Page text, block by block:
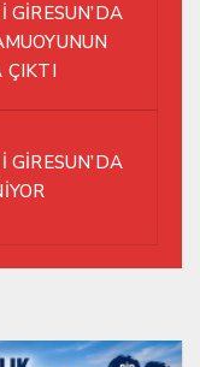
KARAR VERDİK
GİRESUN’DA
ÇIKTI
GİRESUN’DA